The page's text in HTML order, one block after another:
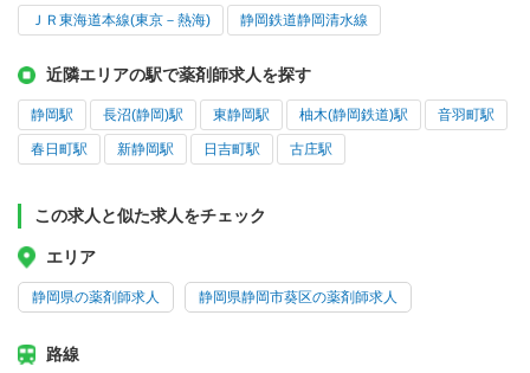
ＪＲ東海道本線(東京－熱海) 静岡鉄道静岡清水線
近隣エリアの駅で薬剤師求人を探す
静岡駅 長沼(静岡)駅 東静岡駅 柚木(静岡鉄道)駅 音羽町駅
春日町駅 新静岡駅 日吉町駅 古庄駅
この求人と似た求人をチェック
エリア
静岡県の薬剤師求人 静岡県静岡市葵区の薬剤師求人
路線